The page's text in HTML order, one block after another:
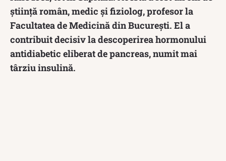
știință român, medic și fiziolog, profesor la
Facultatea de Medicină din București. El a
contribuit decisiv la descoperirea hormonului
antidiabetic eliberat de pancreas, numit mai
târziu insulină.